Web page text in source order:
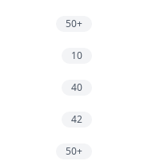
50+
10
40
42
50+